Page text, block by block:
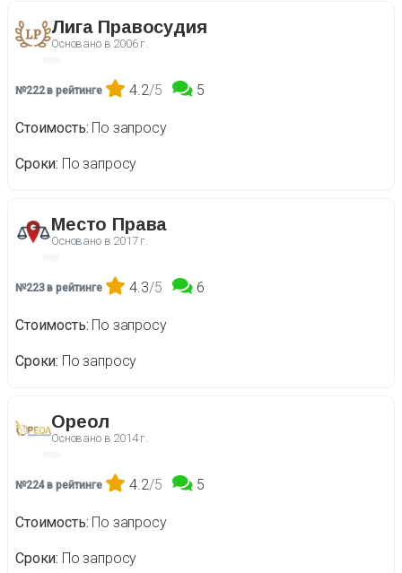
Лига Правосудия
Основано в 2006 г.
№222 в рейтинге 4.2/5 5
Стоимость По запросу
Сроки По запросу
Место Права
Основано в 2017 г.
№223 в рейтинге 4.3/5 6
Стоимость По запросу
Сроки По запросу
Ореол
Основано в 2014 г.
№224 в рейтинге 4.2/5 5
Стоимость По запросу
Сроки По запросу